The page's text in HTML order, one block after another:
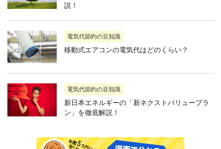
説！
電気代節約の豆知識
移動式エアコンの電気代はどのくらい？
電気代節約の豆知識
新日本エネルギーの「新ネクストバリュープラ
ン」を徹底解説！